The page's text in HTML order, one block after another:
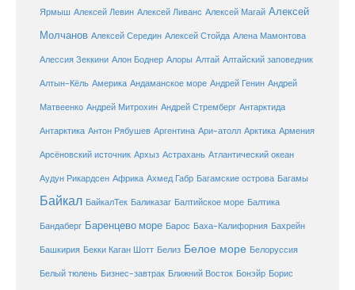
Ярмыш Алексей Левин Алексей Ливанс Алексей Магай Алексей
Молчанов Алексей Середин Алексей Стойда Алена Мамонтова
Алессия Зеккини Алон Боднер Алоры Алтай Алтайский заповедник
Алтын-Кёль Америка Андаманское море Андрей Генин Андрей
Матвеенко Андрей Митрохин Андрей Стремберг Антарктида
Антарктика Антон Рябушев Аргентина Ари-атолл Арктика Армения
Арсёновский источник Архыз Астрахань Атлантический океан
Аудун Рикардсен Африка Ахмед Габр Багамские острова Багамы
Байкал БайкалТек Баликазаг Балтийское море Балтика
Бандаберг Баренцево море Барос Баха-Калифорния Бахрейн
Башкирия Бекки Каган Шотт Белиз Белое море Белоруссия
Белый тюлень Бизнес-завтрак Ближний Восток Бонэйр Борис